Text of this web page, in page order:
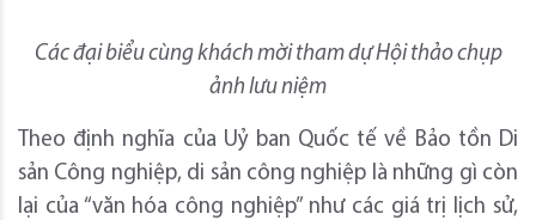
Các đại biểu cùng khách mời tham dự Hội thảo chụp
ảnh lưu niệm
Theo định nghĩa của Uỷ ban Quốc tế về Bảo tồn Di
sản Công nghiệp, di sản công nghiệp là những gì còn
lại của “văn hóa công nghiệp” như các giá trị lịch sử,